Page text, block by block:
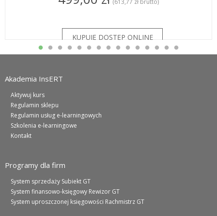
(613,77 zł brutto)
Akademia InsERT
Aktywuj kurs
Regulamin sklepu
Regulamin usług e-learningowych
Szkolenia e-learningowe
Kontakt
Programy dla firm
System sprzedaży Subiekt GT
System finansowo-księgowy Rewizor GT
System uproszczonej księgowości Rachmistrz GT